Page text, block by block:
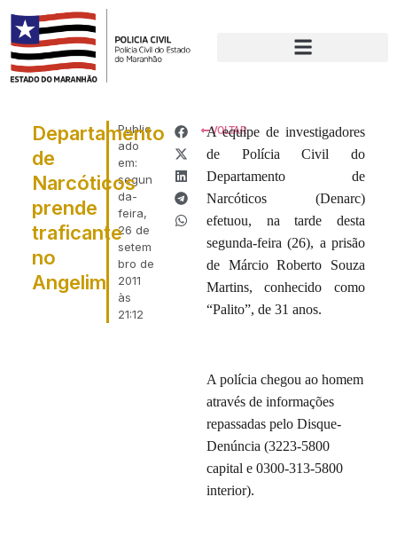
Public
ado
em:
segun
da-
feira,
26 de
setem
bro de
2011
às
21:12
Departamento
de
Narcóticos
prende
traficante
no
Angelim
VOLTAR
A equipe de investigadores
de Polícia Civil do
Departamento de
Narcóticos (Denarc)
efetuou, na tarde desta
segunda-feira (26), a prisão
de Márcio Roberto Souza
Martins, conhecido como
“Palito”, de 31 anos.
A polícia chegou ao homem
através de informações
repassadas pelo Disque-
Denúncia (3223-5800
capital e 0300-313-5800
interior).